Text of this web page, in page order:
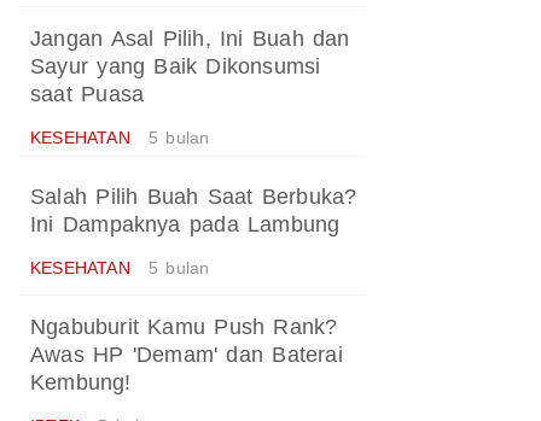
Jangan Asal Pilih, Ini Buah dan
Sayur yang Baik Dikonsumsi
saat Puasa
KESEHATAN 5 bulan
Salah Pilih Buah Saat Berbuka?
Ini Dampaknya pada Lambung
KESEHATAN 5 bulan
Ngabuburit Kamu Push Rank?
Awas HP 'Demam' dan Baterai
Kembung!